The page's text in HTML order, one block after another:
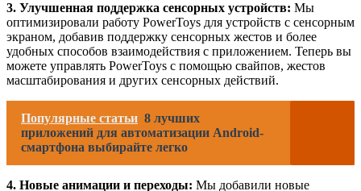
3. Улучшенная поддержка сенсорных устройств: Мы
оптимизировали работу PowerToys для устройств с сенсорным
экраном, добавив поддержку сенсорных жестов и более
удобных способов взаимодействия с приложением. Теперь вы
можете управлять PowerToys с помощью свайпов, жестов
масштабирования и других сенсорных действий.
Популярные статьи 8 лучших
приложений для автоматизации Android-
смартфона выбирайте легко
4. Новые анимации и переходы: Мы добавили новые